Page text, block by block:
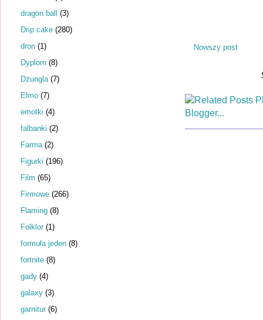
Nowszy post
dragon ball (3)
Drip cake (280)
dron (1)
Dyplom (8)
Dżungla (7)
Elmo (7)
emotki (4)
falbanki (2)
Farma (2)
Figurki (196)
Film (65)
Firmowe (266)
Flaming (8)
Folklor (1)
formuła jeden (8)
fortnite (8)
gady (4)
galaxy (3)
garnitur (6)